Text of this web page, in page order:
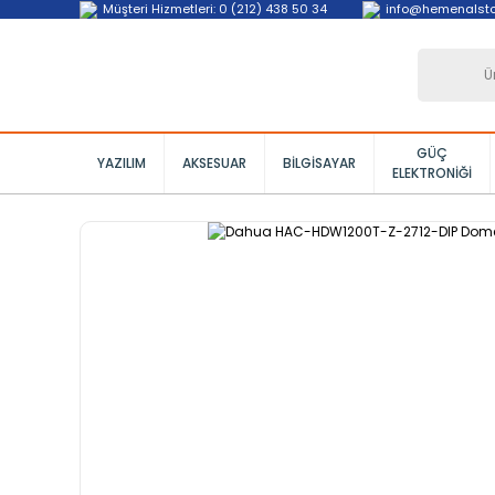
Müşteri Hizmetleri: 0 (212) 438 50 34
YAZILIM AKSESUAR BILGISAYAR
GÜÇ
ELEKTRONIĞI